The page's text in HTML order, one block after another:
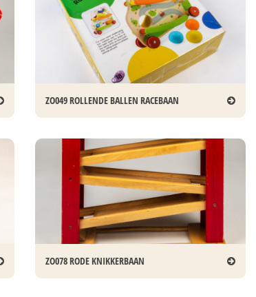
ZO049 ROLLENDE BALLEN RACEBAAN
ZO078 RODE KNIKKERBAAN